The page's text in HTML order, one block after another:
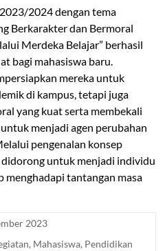
2024 dengan tema
Berkarakter dan Bermoral
Merdeka Belajar” berhasil
bagi mahasiswa baru.
mereka untuk
di kampus, tetapi juga
yang kuat serta membekali
menjadi agen perubahan
pengenalan konsep
didorong untuk menjadi individu
menghadapi tantangan masa
2023
, Mahasiswa, Pendidikan